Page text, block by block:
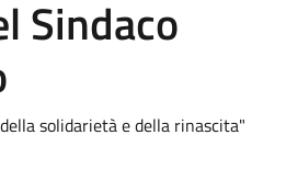
Sindaco
solidarietà e della rinascita"